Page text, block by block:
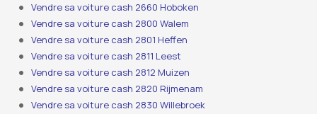
Vendre sa voiture cash 2660 Hoboken
Vendre sa voiture cash 2800 Walem
Vendre sa voiture cash 2801 Heffen
Vendre sa voiture cash 2811 Leest
Vendre sa voiture cash 2812 Muizen
Vendre sa voiture cash 2820 Rijmenam
Vendre sa voiture cash 2830 Willebroek